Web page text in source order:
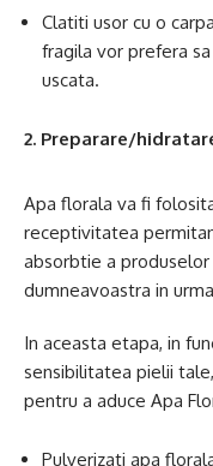
Clatiti usor cu o
fragila vor prefera
uscata.
2. Preparare/
Apa florala va fi
receptivitatea
absorbtie a
dumneavoastra in
In aceasta etapa, in
sensibilitatea pielii
pentru a aduce Apa
Pulverizati apa